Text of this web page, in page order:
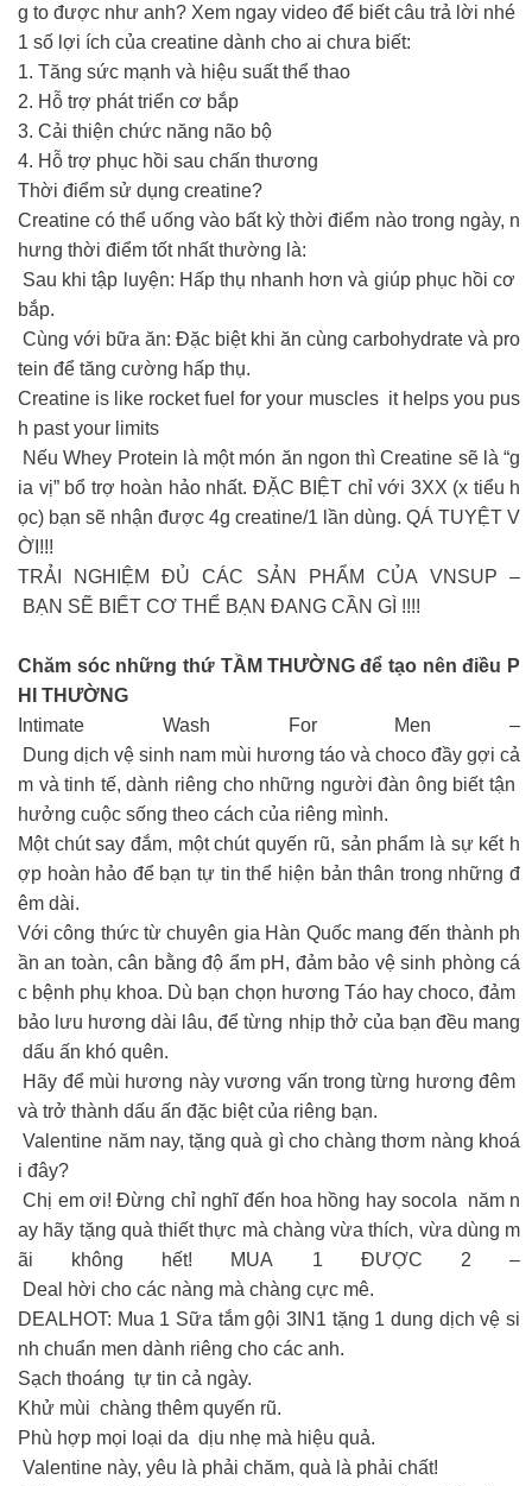
g to được như anh? Xem ngay video để biết câu trả lời nhé
1 số lợi ích của creatine dành cho ai chưa biết:
1. Tăng sức mạnh và hiệu suất thể thao
2. Hỗ trợ phát triển cơ bắp
3. Cải thiện chức năng não bộ
4. Hỗ trợ phục hồi sau chấn thương
Thời điểm sử dụng creatine?
Creatine có thể uống vào bất kỳ thời điểm nào trong ngày, n
hưng thời điểm tốt nhất thường là:
Sau khi tập luyện: Hấp thụ nhanh hơn và giúp phục hồi cơ
bắp.
Cùng với bữa ăn: Đặc biệt khi ăn cùng carbohydrate và pro
tein để tăng cường hấp thụ.
Creatine is like rocket fuel for your muscles it helps you pus
h past your limits
Nếu Whey Protein là một món ăn ngon thì Creatine sẽ là “g
ia vị” bổ trợ hoàn hảo nhất. ĐẶC BIỆT chỉ với 3XX (x tiểu h
ọc) bạn sẽ nhận được 4g creatine/1 lần dùng. QÁ TUYỆT V
ỜI!!!
TRẢI NGHIỆM ĐỦ CÁC SẢN PHẨM CỦA VNSUP –
BẠN SẼ BIẾT CƠ THỂ BẠN ĐANG CẦN GÌ !!!!
Chăm sóc những thứ TẦM THƯỜNG để tạo nên điều P
HI THƯỜNG
Intimate Wash For Men –
Dung dịch vệ sinh nam mùi hương táo và choco đầy gợi cả
m và tinh tế, dành riêng cho những người đàn ông biết tận
hưởng cuộc sống theo cách của riêng mình.
Một chút say đắm, một chút quyến rũ, sản phẩm là sự kết h
ợp hoàn hảo để bạn tự tin thể hiện bản thân trong những đ
êm dài.
Với công thức từ chuyên gia Hàn Quốc mang đến thành ph
ần an toàn, cân bằng độ ẩm pH, đảm bảo vệ sinh phòng cá
c bệnh phụ khoa. Dù bạn chọn hương Táo hay choco, đảm
bảo lưu hương dài lâu, để từng nhịp thở của bạn đều mang
dấu ấn khó quên.
Hãy để mùi hương này vương vấn trong từng hương đêm
và trở thành dấu ấn đặc biệt của riêng bạn.
Valentine năm nay, tặng quà gì cho chàng thơm nàng khoá
i đây?
Chị em ơi! Đừng chỉ nghĩ đến hoa hồng hay socola năm n
ay hãy tặng quà thiết thực mà chàng vừa thích, vừa dùng m
ãi không hết! MUA 1 ĐƯỢC 2 –
Deal hời cho các nàng mà chàng cực mê.
DEALHOT: Mua 1 Sữa tắm gội 3IN1 tặng 1 dung dịch vệ si
nh chuẩn men dành riêng cho các anh.
Sạch thoáng tự tin cả ngày.
Khử mùi chàng thêm quyến rũ.
Phù hợp mọi loại da dịu nhẹ mà hiệu quả.
Valentine này, yêu là phải chăm, quà là phải chất!